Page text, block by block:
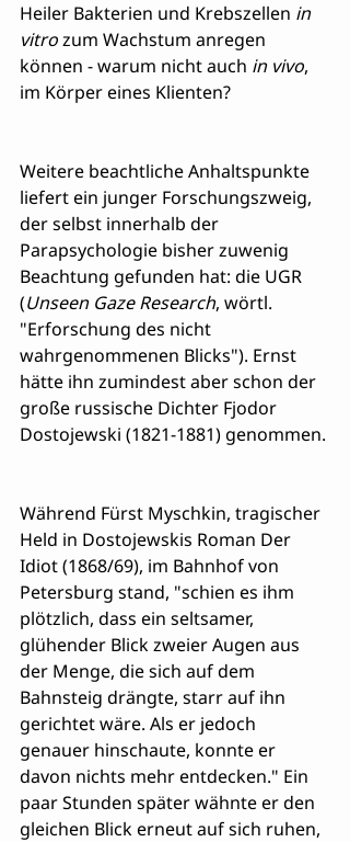
Heiler Bakterien und Krebszellen in
vitro zum Wachstum anregen
können - warum nicht auch in vivo,
im Körper eines Klienten?
Weitere beachtliche Anhaltspunkte
liefert ein junger Forschungszweig,
der selbst innerhalb der
Parapsychologie bisher zuwenig
Beachtung gefunden hat: die UGR
(Unseen Gaze Research, wörtl.
"Erforschung des nicht
wahrgenommenen Blicks"). Ernst
hätte ihn zumindest aber schon der
große russische Dichter Fjodor
Dostojewski (1821-1881) genommen.
Während Fürst Myschkin, tragischer
Held in Dostojewskis Roman Der
Idiot (1868/69), im Bahnhof von
Petersburg stand, "schien es ihm
plötzlich, dass ein seltsamer,
glühender Blick zweier Augen aus
der Menge, die sich auf dem
Bahnsteig drängte, starr auf ihn
gerichtet wäre. Als er jedoch
genauer hinschaute, konnte er
davon nichts mehr entdecken." Ein
paar Stunden später wähnte er den
gleichen Blick erneut auf sich ruhen,